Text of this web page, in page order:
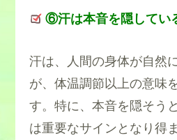
⑥汗は本音を隠してい
汗は、人間の身体が自然
が、体温調節以上の意味
す。特に、本音を隠そう
は重要なサインとなり得ま